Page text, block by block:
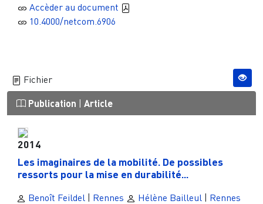
Accèder au document
10.4000/netcom.6906
Fichier
Publication | Article
2014
Les imaginaires de la mobilité. De possibles
ressorts pour la mise en durabilité...
Benoît Feildel | Rennes Hélène Bailleul | Rennes